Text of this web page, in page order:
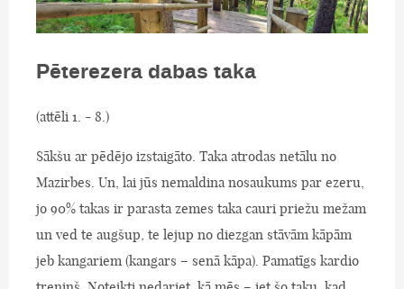
Pēterezera dabas taka
(attēli 1. - 8.)
Sākšu ar pēdējo izstaigāto. Taka atrodas netālu no
Mazirbes. Un, lai jūs nemaldina nosaukums par ezeru,
jo 90% takas ir parasta zemes taka cauri priežu mežam
un ved te augšup, te lejup no diezgan stāvām kāpām
jeb kangariem (kangars – senā kāpa). Pamatīgs kardio